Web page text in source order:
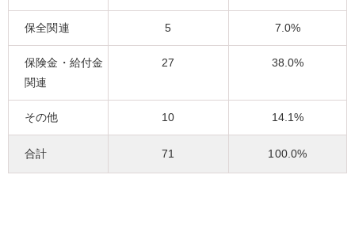
合計 71 100.0%
保全関連 5 7.0%
保険金・給付金
関連
27 38.0%
その他 10 14.1%